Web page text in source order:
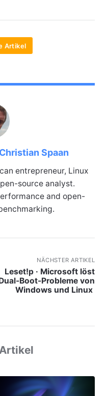
Artikel
Spaan
entrepreneur, Linux
source analyst.
and open-
NÄCHSTER ARTIKEL
Leset!p · Microsoft löst
Boot-Probleme von
Windows und Linux